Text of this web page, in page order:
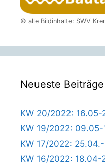
© alle Bildinhalte: SWV
Neueste Beiträge
KW 20/2022:
KW 19/2022:
KW 17/2022:
KW 16/2022: 18.04-